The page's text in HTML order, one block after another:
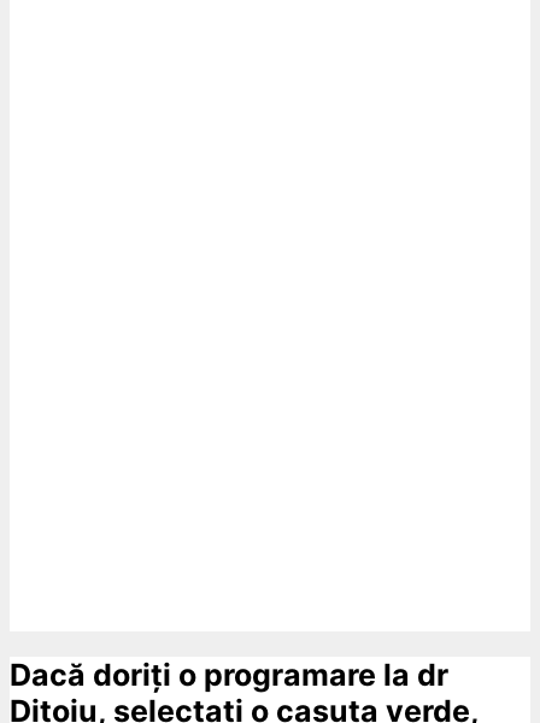
Dacă doriți o programare la dr
Dițoiu, selectati o casuta verde,